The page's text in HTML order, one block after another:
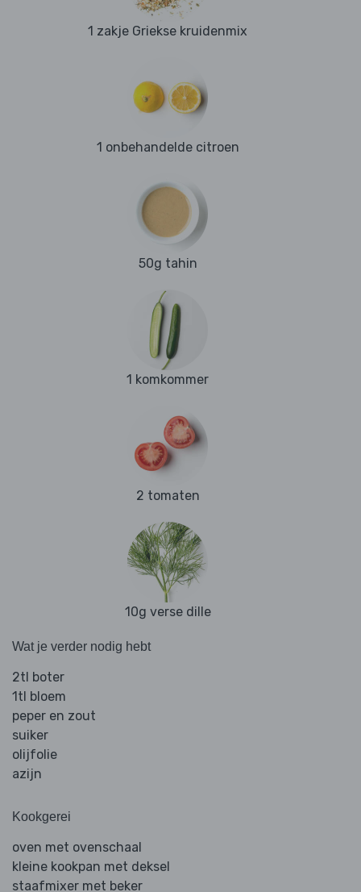
1 zakje Griekse kruidenmix
1 onbehandelde citroen
50g tahin
1 komkommer
2 tomaten
10g verse dille
Wat je verder nodig hebt
2tl boter
1tl bloem
peper en zout
suiker
olijfolie
azijn
Kookgerei
oven met ovenschaal
kleine kookpan met deksel
staafmixer met beker